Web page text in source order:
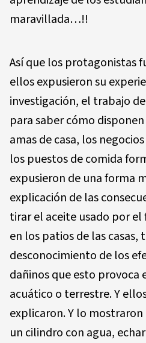
maravillada…!!
Así que los protagonistas
ellos expusieron su
investigación, el trabajo
para saber cómo
amas de casa, los
los puestos de comida
expusieron de una forma
explicación de las
tirar el aceite usado por
en los patios de las casas,
desconocimiento de los
dañinos que esto provoca
acuático o terrestre. Y
explicaron. Y lo
un cilindro con agua,